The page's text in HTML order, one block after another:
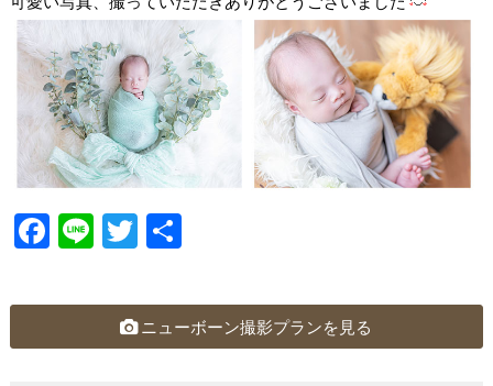
F
c
Li
e
T
tt
er
ニューボーン撮影プランを見る